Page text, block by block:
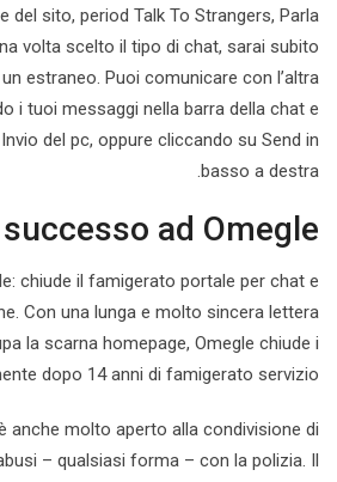
del sito, period Talk To Strangers, Parla
volta scelto il tipo di chat, sarai subito
estraneo. Puoi comunicare con l’altra
i tuoi messaggi nella barra della chat e
del pc, oppure cliccando su Send in
basso a destra.
ad Omegle?
chiude il famigerato portale per chat e
Con una lunga e molto sincera lettera
la scarna homepage, Omegle chiude i
dopo 14 anni di famigerato servizio.
anche molto aperto alla condivisione di
– qualsiasi forma – con la polizia. Il